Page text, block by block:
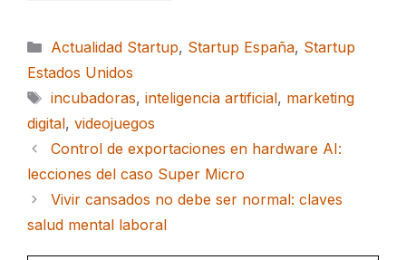
Categorías
Actualidad Startup, Startup España, Startup
Estados Unidos
Etiquetas
incubadoras, inteligencia artificial, marketing
digital, videojuegos
Control de exportaciones en hardware AI:
lecciones del caso Super Micro
Vivir cansados no debe ser normal: claves
salud mental laboral